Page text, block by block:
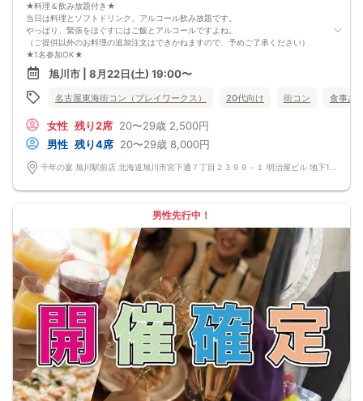
★料理＆飲み放題付き★
当日は料理とソフトドリンク、アルコール飲み放題です。
やっぱり、緊張をほぐすにはご飯とアルコールですよね。
（ご提供以外のお料理の追加注文はできかねますので、予めご了承ください）
★1名参加OK★
他の1名参加の方とペアになりますし、友達作りにも最適です。
基本的には２：２のグループトークとなります。
（１：１でのトークはございませんので、予めご了承ください）
★プロフィールカードにより会話のキッカケもバッチリ★
なんてことは絶対ありません！
プロフィールカードを活用し、「はじめまして」から会話を楽しみましょう。
★完全着席型・連絡先交換は自由★
完全着席型で席替えはできる限り行います。
席替えの５分前には連絡先交換を促すアナウンスをいたしますので、「連絡先交
1. ２名様以上でのご参加は必ず同性同士でお申し込みください。
2. 服装の指定はございません。多くのお客様はカジュアルな格好でおこしになら
れています。
3. 開催判断はイベント前日の時点で男性３名・女性３名以上のお申し込みからに
なりますが、当日に参加者のキャンセルで比率が崩れた場合や開催判断人数を下
回った場合、一切返金などの保証はいたしませんのでご了承ください。
4. イベントページ内の「お申し込み状況」等はキャンセルなどで当日の参加人
数、男女比率と異なる可能性がございます。
5. 当日は店舗の外ではなく店舗内で受付いたします。店内に入り店員に「街コン
で来た」旨をお伝えください。
6. お釣りの用意はございませんので、出ないようにご準備お願いします。
7. 当日は年齢確認のできる身分証をお持ちください。イベントの対象年齢でない
ことが発覚した場合、参加費を全額徴収し返金はいたしかねます。
8. 15分以上の遅刻はキャンセルとみなす可能性があります。
旭川市 | 8月22日(土) 19:00〜
名古屋東海街コン（プレイワークス） 20代向け 街コン 食事あ
女性 残り2席 20〜29歳 2,500円
男性 残り4席 20〜29歳 8,000円
男性先行中！